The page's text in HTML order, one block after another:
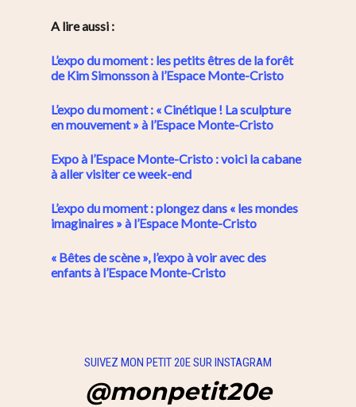
A lire aussi :
L’expo du moment : les petits êtres de la forêt
de Kim Simonsson à l’Espace Monte-Cristo
L’expo du moment : « Cinétique ! La sculpture
en mouvement » à l’Espace Monte-Cristo
Expo à l’Espace Monte-Cristo : voici la cabane
à aller visiter ce week-end
L’expo du moment : plongez dans « les mondes
imaginaires » à l’Espace Monte-Cristo
« Bêtes de scène », l’expo à voir avec des
enfants à l’Espace Monte-Cristo
SUIVEZ MON PETIT 20E SUR INSTAGRAM
@monpetit20e